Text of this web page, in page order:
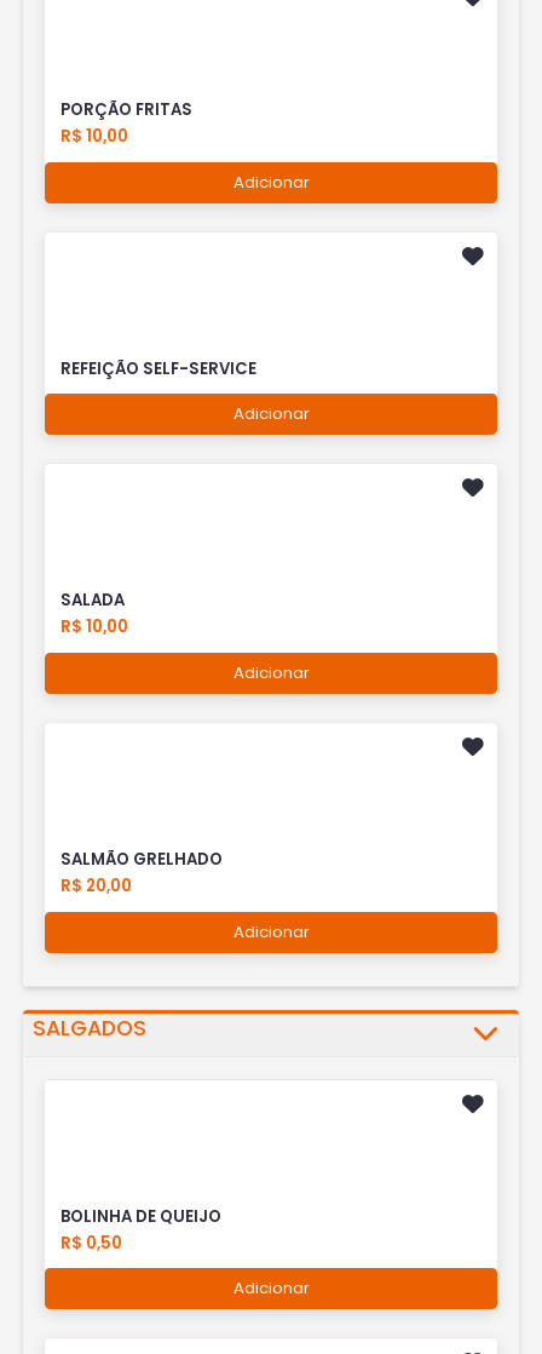
PORÇÃO FRITAS
R$ 10,00
Adicionar
REFEIÇÃO SELF-SERVICE
Adicionar
SALADA
R$ 10,00
Adicionar
SALMÃO GRELHADO
R$ 20,00
Adicionar
SALGADOS
BOLINHA DE QUEIJO
R$ 0,50
Adicionar